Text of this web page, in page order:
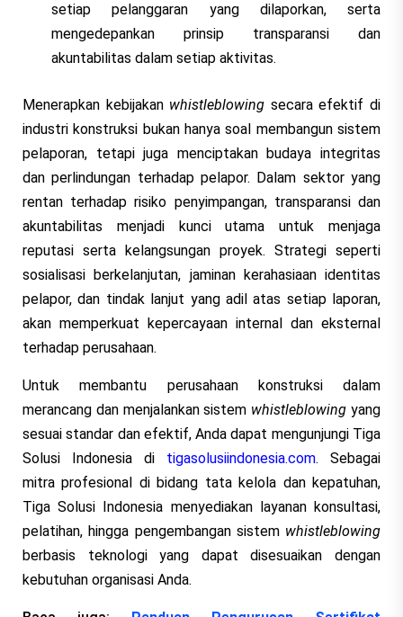
setiap pelanggaran yang dilaporkan, serta
mengedepankan prinsip transparansi dan
akuntabilitas dalam setiap aktivitas.
Menerapkan kebijakan whistleblowing secara efektif di
industri konstruksi bukan hanya soal membangun sistem
pelaporan, tetapi juga menciptakan budaya integritas
dan perlindungan terhadap pelapor. Dalam sektor yang
rentan terhadap risiko penyimpangan, transparansi dan
akuntabilitas menjadi kunci utama untuk menjaga
reputasi serta kelangsungan proyek. Strategi seperti
sosialisasi berkelanjutan, jaminan kerahasiaan identitas
pelapor, dan tindak lanjut yang adil atas setiap laporan,
akan memperkuat kepercayaan internal dan eksternal
terhadap perusahaan.
Untuk membantu perusahaan konstruksi dalam
merancang dan menjalankan sistem whistleblowingyang
sesuai standar dan efektif, Anda dapat mengunjungi Tiga
Solusi Indonesia di tigasolusiindonesia.com. Sebagai
mitra profesional di bidang tata kelola dan kepatuhan,
Tiga Solusi Indonesia menyediakan layanan konsultasi,
pelatihan, hingga pengembangan sistem whistleblowing
berbasis teknologi yang dapat disesuaikan dengan
kebutuhan organisasi Anda.